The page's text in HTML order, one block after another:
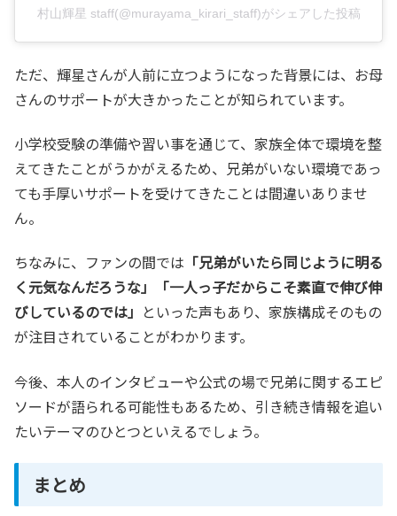
村山輝星 staff(@murayama_kirari_staff)がシェアした投稿
ただ、輝星さんが人前に立つようになった背景には、お母
さんのサポートが大きかったことが知られています。
小学校受験の準備や習い事を通じて、家族全体で環境を整
えてきたことがうかがえるため、兄弟がいない環境であっ
ても手厚いサポートを受けてきたことは間違いありませ
ん。
ちなみに、ファンの間では 「兄弟がいたら同じように明る
く元気なんだろうな」「一人っ子だからこそ素直で伸び伸
びしているのでは」 といった声もあり、家族構成そのもの
が注目されていることがわかります。
今後、本人のインタビューや公式の場で兄弟に関するエピ
ソードが語られる可能性もあるため、引き続き情報を追い
たいテーマのひとつといえるでしょう。
まとめ